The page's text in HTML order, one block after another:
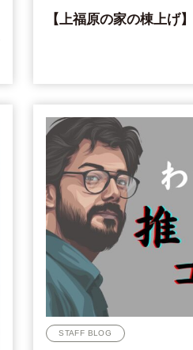
【上福原の家の棟上げ】
STAFF BLOG